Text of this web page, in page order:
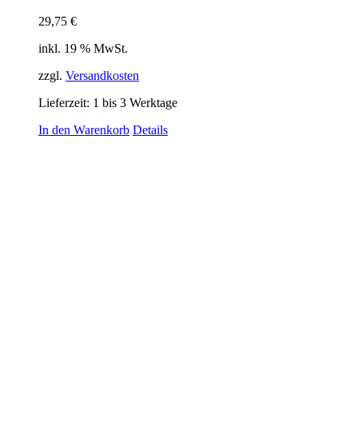
29,75 €
inkl. 19 % MwSt.
zzgl. Versandkosten
Lieferzeit: 1 bis 3 Werktage
In den Warenkorb Details